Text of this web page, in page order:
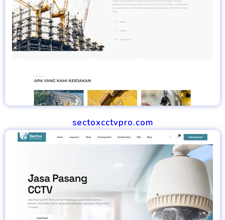
sectoxcctvpro.com